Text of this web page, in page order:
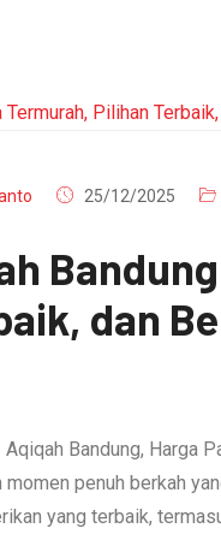
25/12/2025
dan
Bandung, Harga
penuh berkah
yang terbaik,